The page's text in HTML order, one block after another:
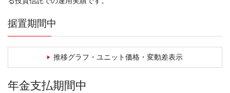
据置期間中
推移グラフ・ユニット価格・変動差表示
年金支払期間中